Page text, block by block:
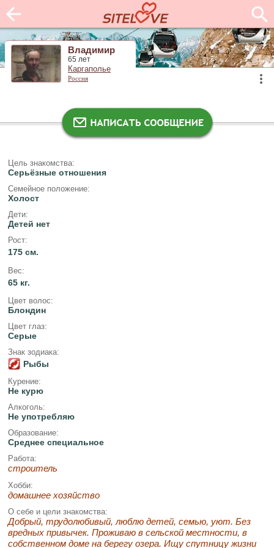
Владимир
65 лет
Каргаполье
Россия
Цель знакомства:
Серьёзные отношения
Семейное положение:
Холост
Дети:
Детей нет
Рост:
175 см.
Вес:
65 кг.
Цвет волос:
Блондин
Цвет глаз:
Серые
Знак зодиака:
Рыбы
Курение:
Не курю
Алкоголь:
Не употребляю
Образование:
Среднее специальное
Работа:
строитель
Хобби:
домашнее хозяйство
О себе и цели знакомства:
Добрый, трудолюбивый, люблю детей, семью, уют. Без
вредных привычек. Проживаю в сельской местности, в
собственном доме на берегу озера. Ищу спутницу жизни